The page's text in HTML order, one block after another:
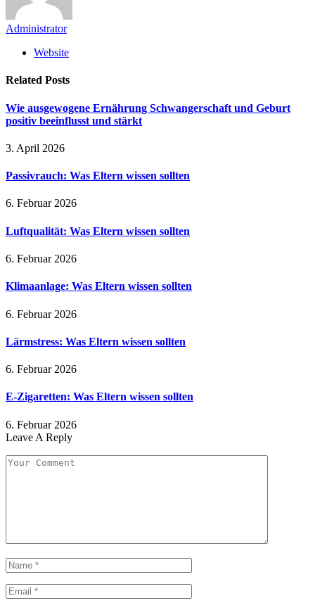
Administrator
Website
Related Posts
Wie ausgewogene Ernährung Schwangerschaft und Geburt
positiv beeinflusst und stärkt
3. April 2026
Passivrauch: Was Eltern wissen sollten
6. Februar 2026
Luftqualität: Was Eltern wissen sollten
6. Februar 2026
Klimaanlage: Was Eltern wissen sollten
6. Februar 2026
Lärmstress: Was Eltern wissen sollten
6. Februar 2026
E-Zigaretten: Was Eltern wissen sollten
6. Februar 2026
Leave A Reply